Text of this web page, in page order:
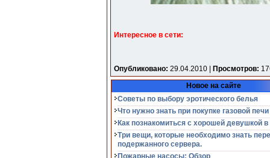
Интересное в сети:
Опубликовано: 29.04.2010 | Просмотров:
Новое на сайте
Советы по выбору эротического белья
Что нужно знать при покупке газовой печи
Как познакомиться с хорошей девушкой в
Три вещи, которые необходимо знать
подержанного сервера.
Пожарные насосы: Обзор